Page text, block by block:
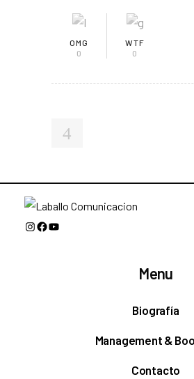
OMG
0
WTF
0
Instagram
Facebook
YouTube
Menu
Biografía
Management &
Contacto